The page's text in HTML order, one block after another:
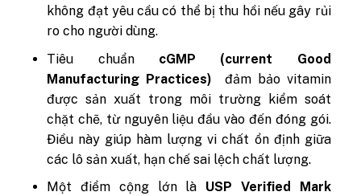
không đạt yêu cầu có thể bị thu hồi nếu gây rủi
ro cho người dùng.
Tiêu chuẩn cGMP (current Good
Manufacturing Practices)
đảm bảo vitamin
được sản xuất trong môi trường kiểm soát
chặt chẽ, từ nguyên liệu đầu vào đến đóng gói.
Điều này giúp hàm lượng vi chất ổn định giữa
các lô sản xuất, hạn chế sai lệch chất lượng.
Một điểm cộng lớn là USP Verified Mark